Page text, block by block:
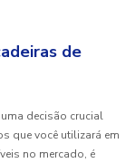
de
decisão crucial
que você utilizará em
no mercado, é